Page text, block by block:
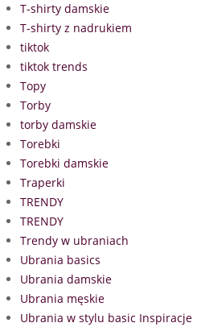
T-shirty damskie
T-shirty z nadrukiem
tiktok
tiktok trends
Topy
Torby
torby damskie
Torebki
Torebki damskie
Traperki
TRENDY
TRENDY
Trendy w ubraniach
Ubrania basics
Ubrania damskie
Ubrania męskie
Ubrania w stylu basic Inspiracje